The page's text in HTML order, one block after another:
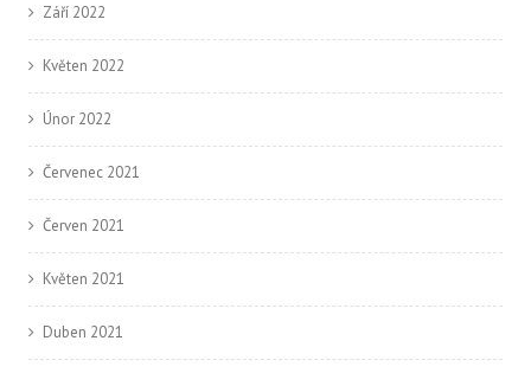
Září 2022
Květen 2022
Únor 2022
Červenec 2021
Červen 2021
Květen 2021
Duben 2021